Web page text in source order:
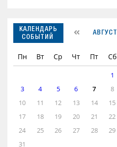
КАЛЕНДАРЬ
СОБЫТИЙ
АВГУСТ
Пн Вт Ср Чт Пт Сб
1
3
4 5 6 7 8
10
11 12 13 14 15
17
18 19 20 21 22
24
25 26 27 28 29
31